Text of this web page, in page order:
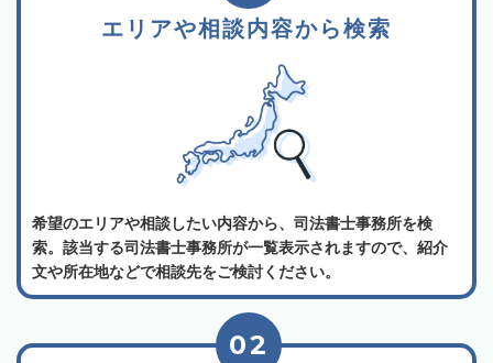
エリアや相談内容から検索
希望のエリアや相談したい内容から、司法書士事務所を検
索。該当する司法書士事務所が一覧表示されますので、紹介
文や所在地などで相談先をご検討ください。
02